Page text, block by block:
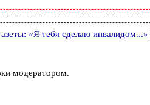
«Я тебя сделаю инвалидом...»
модератором.